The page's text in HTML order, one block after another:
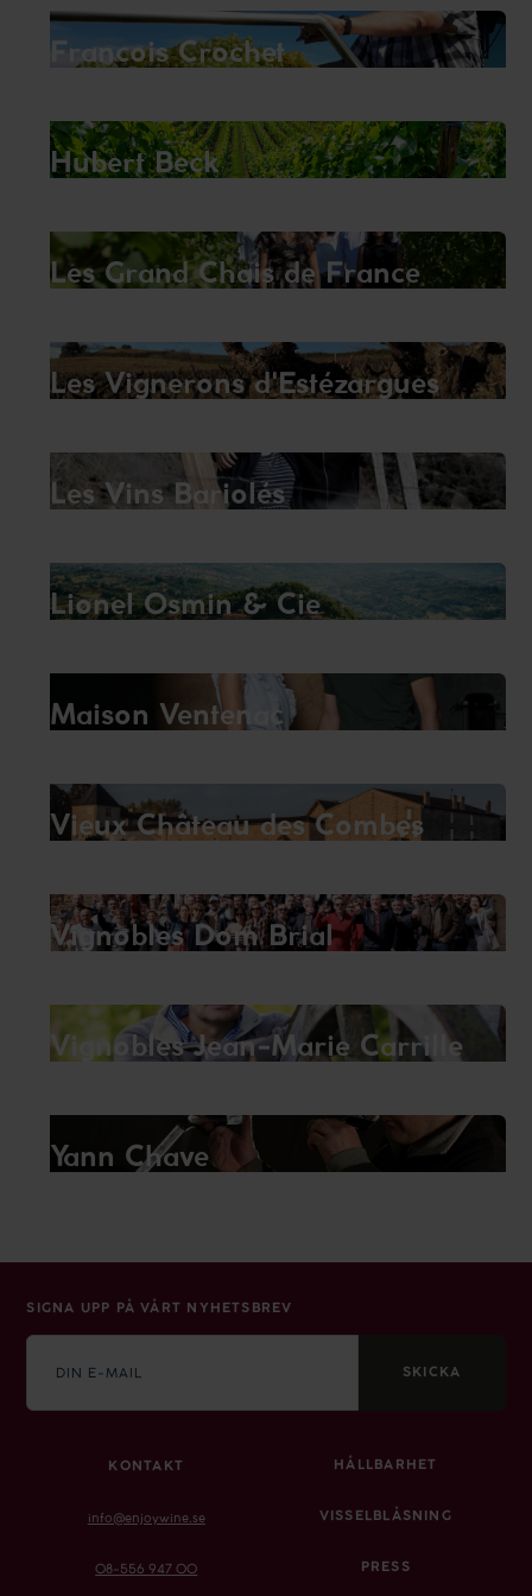
Francois Crochet
Hubert Beck
Les Grand Chais de France
Les Vignerons d'Estézargues
Les Vins Bariolés
Lionel Osmin & Cie
Maison Ventenac
Vieux Château des Combes
Vignobles Dom Brial
Vignobles Jean-Marie Carrille
Yann Chave
SIGNA UPP PÅ VÅRT NYHETSBREV
mail SKICKA
KONTAKT
info@enjoywine.se
08-556 947 00
HÅLLBARHET
VISSELBLÅSNING
PRESS